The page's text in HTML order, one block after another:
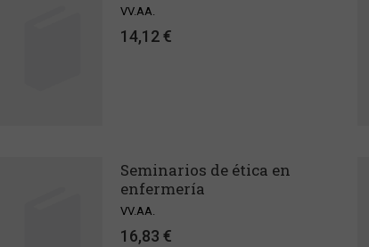
VV.AA.
14,12 €
Seminarios de ética en
enfermería
VV.AA.
16,83 €